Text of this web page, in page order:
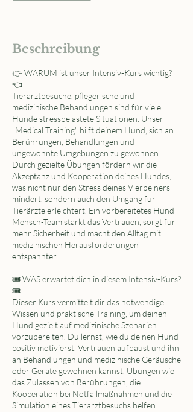
.
o
v
.
Beschreibung
👉 WARUM ist unser Intensiv-Kurs wichtig?
👈
Tierarztbesuche, pflegerische und
medizinische Behandlungen sind für viele
Hunde stressbelastete Situationen. Unser
"Medical Training" hilft deinem Hund, sich an
Berührungen, Behandlungen und
ungewohnte Umgebungen zu gewöhnen.
Durch gezielte Übungen fördern wir die
Akzeptanz und Kooperation deines Hundes,
was nicht nur den Stress deines Vierbeiners
mindert, sondern auch den Umgang für
Tierärzte erleichtert. Ein vorbereitetes Hund-
Mensch-Team stärkt das Vertrauen, sorgt für
mehr Sicherheit und macht den Alltag mit
medizinischen Herausforderungen
entspannter.
🎟️ WAS erwartet dich in diesem Intensiv-Kurs?
🎟️
Dieser Kurs vermittelt dir das notwendige
Wissen und praktische Training, um deinen
Hund gezielt auf medizinische Szenarien
vorzubereiten. Du lernst, wie du deinen Hund
positiv motivierst, Vertrauen aufbaust und ihn
an Behandlungen und medizinische Geräusche
oder Geräte gewöhnen kannst. Übungen wie
das Zulassen von Berührungen, die
Kooperation bei Notfallmaßnahmen und die
Simulation eines Tierarztbesuchs helfen